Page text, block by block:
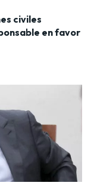
civiles
en favor